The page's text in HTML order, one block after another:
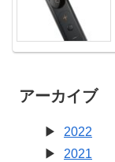
アーカイブ
2022
2021